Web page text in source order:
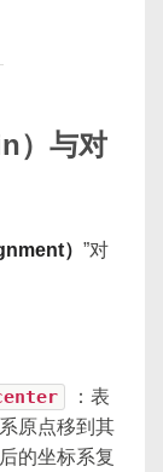
）与对
） ”对
：表
原点移到其
的坐标系复